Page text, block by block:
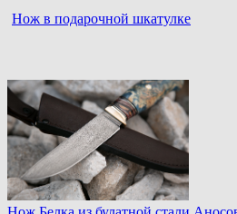
Нож в подарочной шкатулке